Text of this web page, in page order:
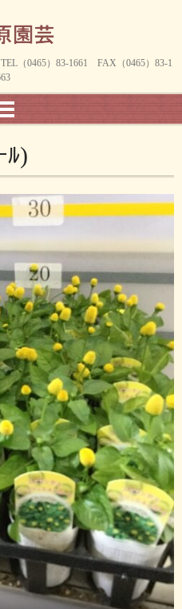
（0465）83-1661 FAX（0465）83-1
ﾙ)